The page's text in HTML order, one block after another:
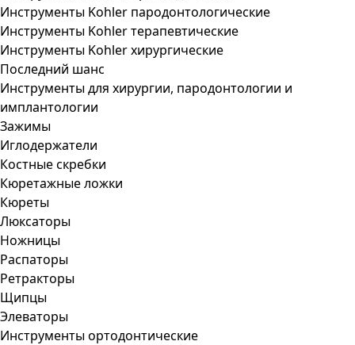
Инструменты Kohler пародонтологические
Инструменты Kohler терапевтические
Инструменты Kohler хирургические
Последний шанс
Инструменты для хирургии, пародонтологии и
имплантологии
Зажимы
Иглодержатели
Костные скребки
Кюретажные ложки
Кюреты
Люксаторы
Ножницы
Распаторы
Ретракторы
Щипцы
Элеваторы
Инструменты ортодонтические